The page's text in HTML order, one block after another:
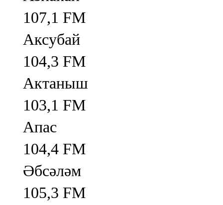
107,1 FM
Аксубай
104,3 FM
Актаныш
103,1 FM
Апас
104,4 FM
Әбсәләм
105,3 FM